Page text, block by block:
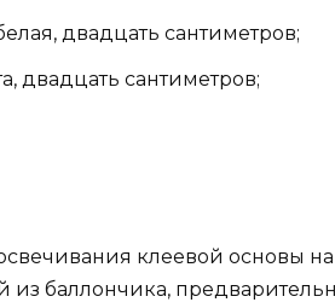
двадцать сантиметров;
двадцать сантиметров;
клеевой основы
из баллончика,